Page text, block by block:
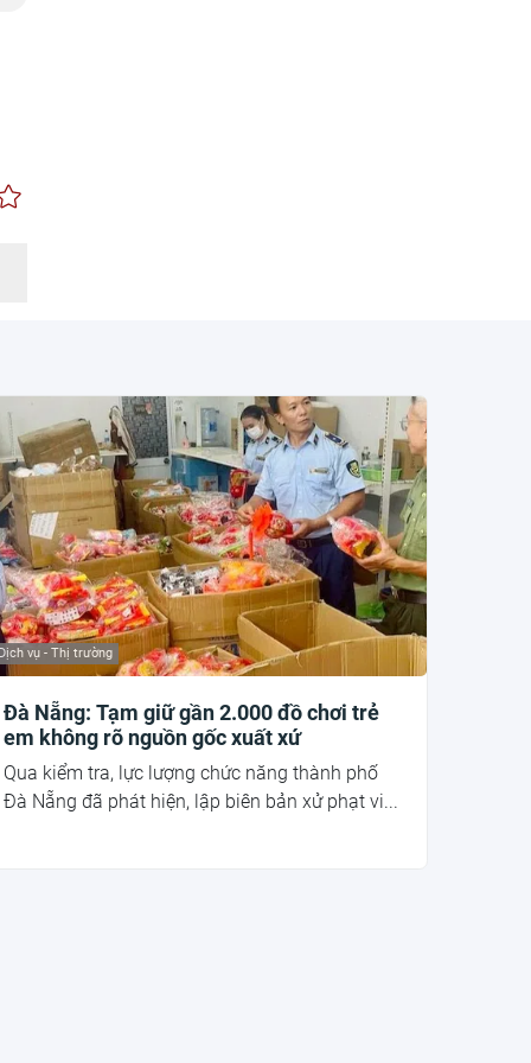
vụ - Thị trường
Đà Nẵng: Tạm giữ gần 2.000 đồ chơi trẻ
em không rõ nguồn gốc xuất xứ
Qua kiểm tra, lực lượng chức năng thành phố
Đà Nẵng đã phát hiện, lập biên bản xử phạt vi...